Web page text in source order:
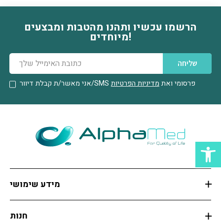
הרשמו עכשיו ותהנו מהטבות ומבצעים
מיוחדים!
דוא׳׳ל
שליחה
אני מאשר/ת קבלת דיוור/SMS
פרסומי ואת מדיניות הפרטיות
מידע שימושי
חנות